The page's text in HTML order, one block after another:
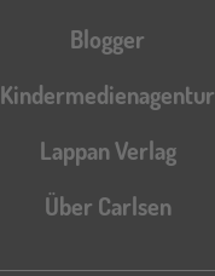
Blogger
Kindermedienagentur
Lappan Verlag
Über Carlsen